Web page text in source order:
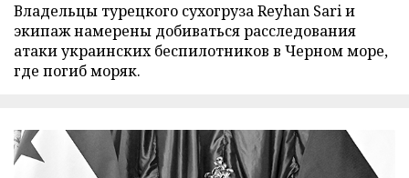
Владельцы турецкого сухогруза Reyhan Sari и
экипаж намерены добиваться расследования
атаки украинских беспилотников в Черном море,
где погиб моряк.